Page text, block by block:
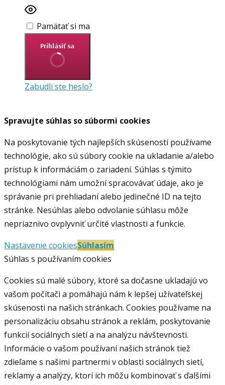
Pamätať si ma
Prihlásiť sa
Zabudli ste heslo?
Spravujte súhlas so súbormi cookies
Na poskytovanie tých najlepších skúseností používame
technológie, ako sú súbory cookie na ukladanie a/alebo
prístup k informáciám o zariadení. Súhlas s týmito
technológiami nám umožní spracovávať údaje, ako je
správanie pri prehliadaní alebo jedinečné ID na tejto
stránke. Nesúhlas alebo odvolanie súhlasu môže
nepriaznivo ovplyvniť určité vlastnosti a funkcie.
Nastavenie cookiesSúhlasím
Súhlas s používaním cookies
Cookies sú malé súbory, ktoré sa dočasne ukladajú vo
vašom počítači a pomáhajú nám k lepšej užívateľskej
skúsenosti na našich stránkach. Cookies používame na
personalizáciu obsahu stránok a reklám, poskytovanie
funkcií sociálnych sietí a na analýzu návštevnosti.
Informácie o vašom používaní našich stránok tiež
zdieľame s našimi partnermi v oblasti sociálnych sietí,
reklamy a analýzy, ktorí ich môžu kombinovať s ďalšími